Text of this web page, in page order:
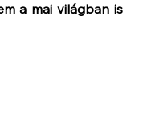
a mai világban is